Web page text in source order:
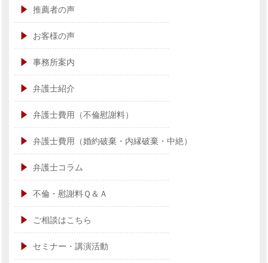
推薦者の声
お客様の声
事務所案内
弁護士紹介
弁護士費用（不倫慰謝料）
弁護士費用（婚約破棄・内縁破棄・中絶）
弁護士コラム
不倫・慰謝料Ｑ＆Ａ
ご相談はこちら
セミナー・講演活動